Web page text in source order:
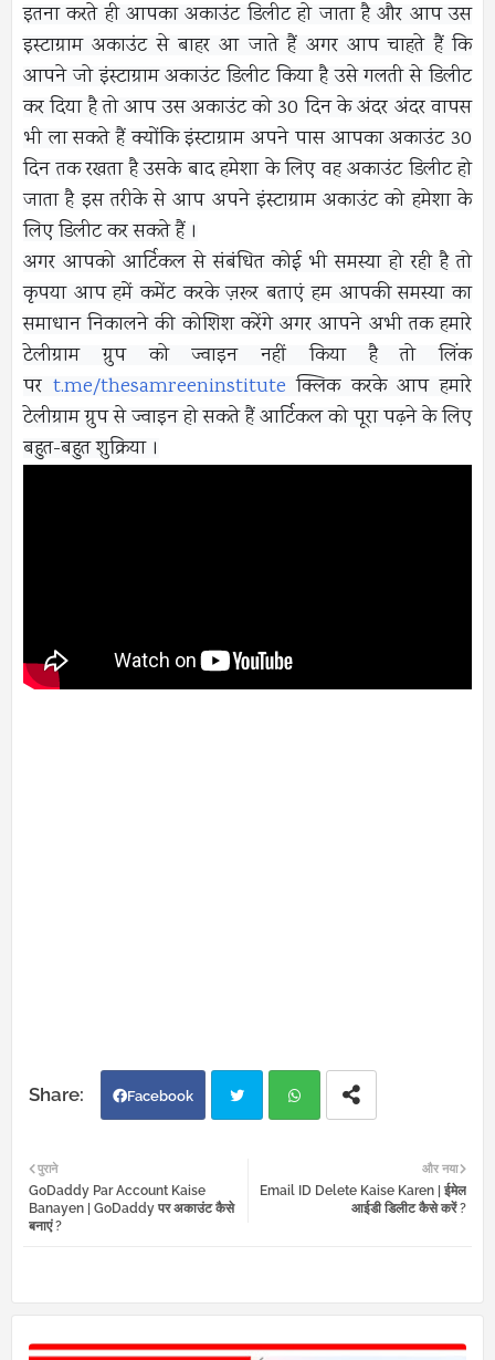
इतना करते ही आपका अकाउंट डिलीट हो जाता है और आप उस
इस्टाग्राम अकाउंट से बाहर आ जाते हैं अगर आप चाहते हैं कि
आपने जो इंस्टाग्राम अकाउंट डिलीट किया है उसे गलती से डिलीट
कर दिया है तो आप उस अकाउंट को 30 दिन के अंदर अंदर वापस
भी ला सकते हैं क्योंकि इंस्टाग्राम अपने पास आपका अकाउंट 30
दिन तक रखता है उसके बाद हमेशा के लिए वह अकाउंट डिलीट हो
जाता है इस तरीके से आप अपने इंस्टाग्राम अकाउंट को हमेशा के
लिए डिलीट कर सकते हैं ।
अगर आपको आर्टिकल से संबंधित कोई भी समस्या हो रही है तो
कृपया आप हमें कमेंट करके ज़रूर बताएं हम आपकी समस्या का
समाधान निकालने की कोशिश करेंगे अगर आपने अभी तक हमारे
टेलीग्राम ग्रुप को ज्वाइन नहीं किया है तो लिंक
पर t.me/thesamreeninstitute क्लिक करके आप हमारे
टेलीग्राम ग्रुप से ज्वाइन हो सकते हैं आर्टिकल को पूरा पढ़ने के लिए
बहुत-बहुत शुक्रिया ।
Facebook
tter atsa
और नया
Email ID Delete Kaise Karen | ईमेल
आईडी डिलीट कैसे करें ?
पुराने
GoDaddy Par Account Kaise
Banayen | GoDaddy पर अकाउंट कैसे
बनाएं ?